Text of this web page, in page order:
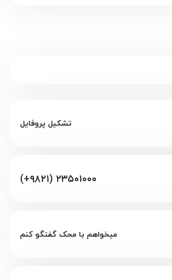
تشکیل پروفایل
(+۹۸۲۱) ۲۳۵۰۱۰۰۰
میخواهم با محک گفتگو کنم